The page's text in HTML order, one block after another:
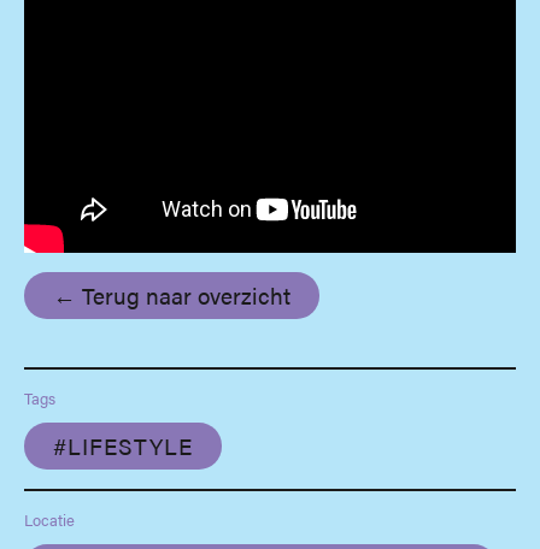
← Terug naar overzicht
Tags
#LIFESTYLE
Locatie